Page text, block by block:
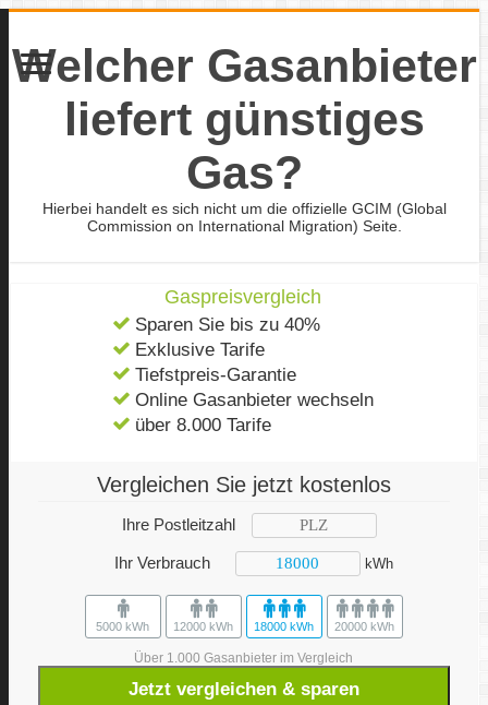
Welcher Gasanbieter
liefert günstiges
Gas?
Hierbei handelt es sich nicht um die offizielle GCIM (Global
Commission on International Migration) Seite.
Gaspreisvergleich
Sparen Sie bis zu 40%
Exklusive Tarife
Tiefstpreis-Garantie
Online Gasanbieter wechseln
über 8.000 Tarife
Vergleichen Sie jetzt kostenlos
Ihre Postleitzahl
Ihr Verbrauch kWh
5000 kWh 12000 kWh 18000 kWh 20000 kWh
Über 1.000 Gasanbieter im Vergleich
Jetzt vergleichen & sparen